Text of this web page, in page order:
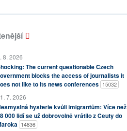
8. 2026
The current questionable Czech
blocks the access of journalists it
not like to its news conferences 15032
7. 2026
hysterie kvůli imigrantům: Více než
000 lidí se už dobrovolně vrátilo z Ceuty do
14836